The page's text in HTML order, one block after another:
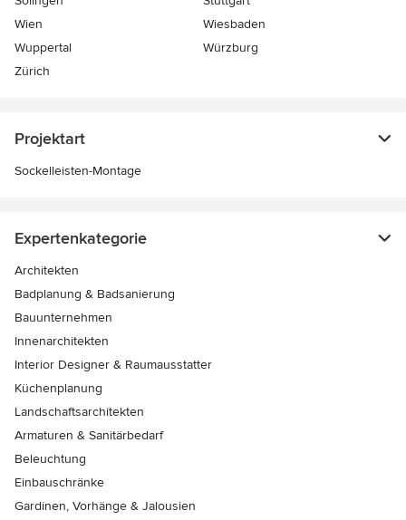
Wien
Wiesbaden
Wuppertal
Würzburg
Zürich
Projektart
Sockelleisten-Montage
Expertenkategorie
Architekten
Badplanung & Badsanierung
Bauunternehmen
Innenarchitekten
Interior Designer & Raumausstatter
Küchenplanung
Landschaftsarchitekten
Armaturen & Sanitärbedarf
Beleuchtung
Einbauschränke
Gardinen, Vorhänge & Jalousien